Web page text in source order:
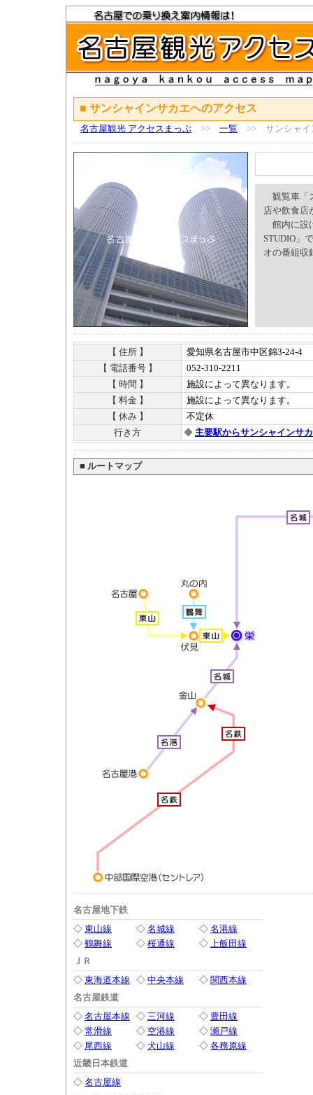
■ サンシャインサカエへのアクセス
名古屋観光 アクセスまっぷ >> 一覧 >> サンシャイ
観覧車「
店や飲食店
館内に設
STUDIO」
オの番組収
【 住所 】
愛知県名古屋市中区錦3-24-4
【 電話番号 】
052-310-2211
【 時間 】
施設によって異なります。
【 料金 】
施設によって異なります。
【 休み 】
不定休
行き方
◆ 主要駅からサンシャインサ
■ ルートマップ
名古屋地下鉄
◇ 東山線 ◇ 名城線 ◇ 名港線
◇ 鶴舞線 ◇ 桜通線 ◇ 上飯田線
ＪＲ
◇ 東海道本線 ◇ 中央本線 ◇ 関西本線
名古屋鉄道
◇ 名古屋本線 ◇ 三河線 ◇ 豊田線
◇ 常滑線 ◇ 空港線 ◇ 瀬戸線
◇ 尾西線 ◇ 犬山線 ◇ 各務原線
近畿日本鉄道
◇ 名古屋線